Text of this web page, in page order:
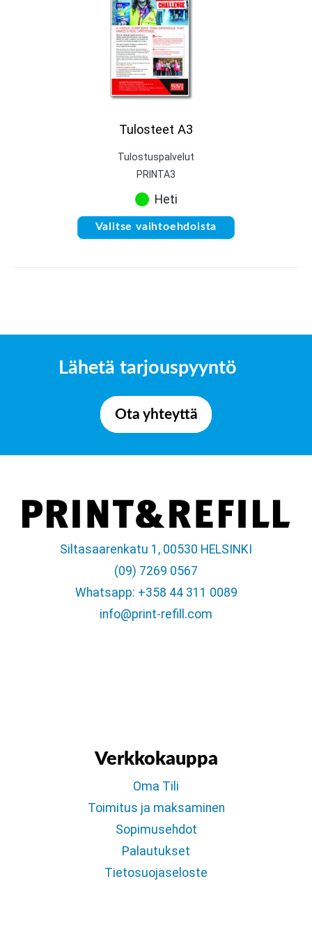
Tulosteet A3
Tulostuspalvelut
PRINTA3
Heti
Valitse vaihtoehdoista
Lähetä tarjouspyyntö
Ota yhteyttä
Siltasaarenkatu 1, 00530 HELSINKI
(09) 7269 0567
Whatsapp: +358 44 311 0089
info@print-refill.com
Verkkokauppa
Oma Tili
Toimitus ja maksaminen
Sopimusehdot
Palautukset
Tietosuojaseloste